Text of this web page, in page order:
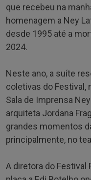
que recebeu na
homenagem a Ney
desde 1995 até a
2024.
Neste ano, a suíte
coletivas do Festival,
Sala de Imprensa
arquiteta Jordana
grandes momentos
principalmente, no
A diretora do Festival